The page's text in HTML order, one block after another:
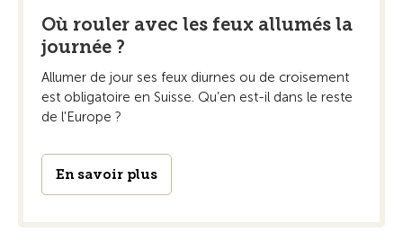
Où rouler avec les feux allumés la
journée ?
Allumer de jour ses feux diurnes ou de croisement
est obligatoire en Suisse. Qu’en est-il dans le reste
de l'Europe ?
En savoir plus